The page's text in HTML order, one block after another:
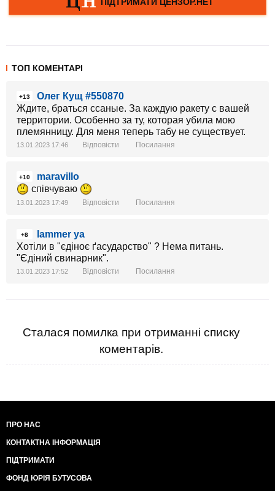
ТОП КОМЕНТАРІ
+13
Олег Кущ #550870
Ждите, браться ссаные. За каждую ракету с вашей
территории. Особенно за ту, которая убила мою
племянницу. Для меня теперь табу не существует.
13.01.2023 17:46 Відповісти Посилання
+10
maravillo
співчуваю
13.01.2023 17:49 Відповісти Посилання
+8
lammer ya
Хотіли в "єдіноє ґасударство" ? Нема питань.
"Єдіний свинарник".
13.01.2023 17:52 Відповісти Посилання
Сталася помилка при отриманні списку
коментарів.
ПРО НАС
КОНТАКТНА ІНФОРМАЦІЯ
ПІДТРИМАТИ
ФОНД ЮРІЯ БУТУСОВА